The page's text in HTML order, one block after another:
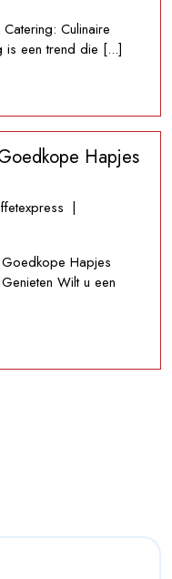
van
Culinaire
is een trend die [...]
Hapjes
Gemakkelijk
Goedkope
Hapjes
Feest!
|
Hapjes
Wilt u een